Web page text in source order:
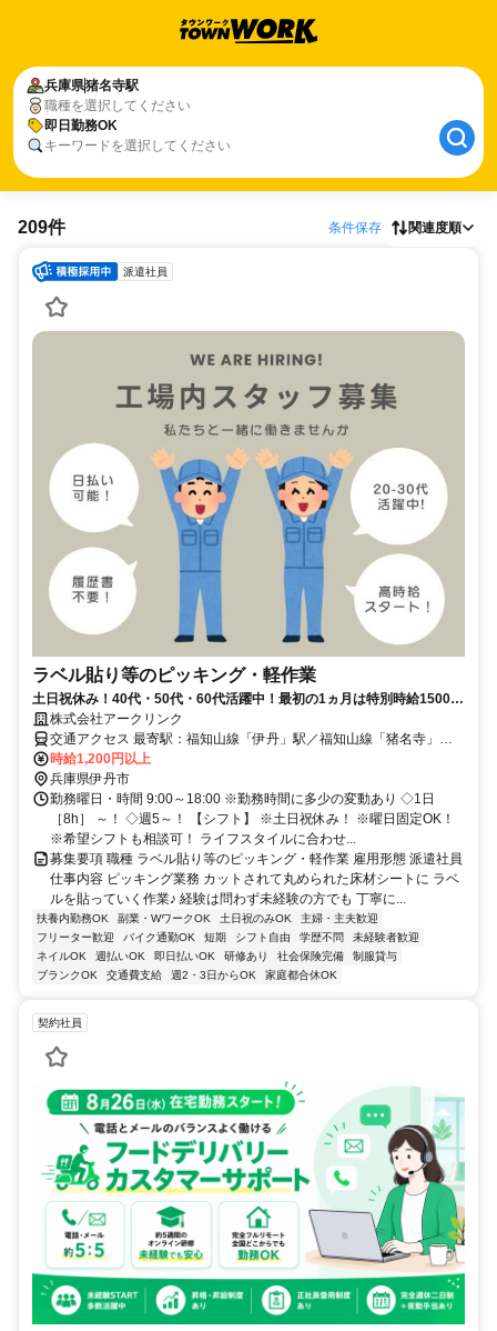
兵庫県猪名寺駅
職種を選択してください
即日勤務OK
キーワードを選択してください
209件 条件保存 関連度順
派遣社員
ラベル貼り等のピッキング・軽作業
土日祝休み！40代・50代・60代活躍中！最初の1ヵ月は特別時給1500
円！未経験OK！日払いOK！
株式会社アークリンク
交通アクセス 最寄駅：福知山線「伊丹」駅／福知山線「猪名寺」駅
／阪急伊丹線「新伊丹」駅
時給1,200円以上
兵庫県伊丹市
勤務曜日・時間 9:00～18:00 ※勤務時間に多少の変動あり ◇1日
［8h］ ～！ ◇週5～！ 【シフト】 ※土日祝休み！ ※曜日固定OK！
※希望シフトも相談可！ ライフスタイルに合わせ...
募集要項 職種 ラベル貼り等のピッキング・軽作業 雇用形態 派遣社員
仕事内容 ピッキング業務 カットされて丸められた床材シートに ラベ
ルを貼っていく作業♪ 経験は問わず未経験の方でも 丁寧に...
扶養内勤務OK 副業・WワークOK 土日祝のみOK
主婦・主夫歓迎
フリーター歓迎
バイク通勤OK 短期 シフト自由 学歴不問
未経験者歓迎
ネイルOK
週払いOK 即日払いOK 研修あり 社会保険完備
制服貸与
ブランクOK
交通費支給 週2・3日からOK 家庭都合休OK
契約社員